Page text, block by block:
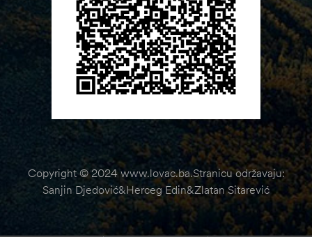
Copyright © 2024 www.lovac.ba.Stranicu održavaju:
Sanjin Djedović&Herceg Edin&Zlatan Sitarević